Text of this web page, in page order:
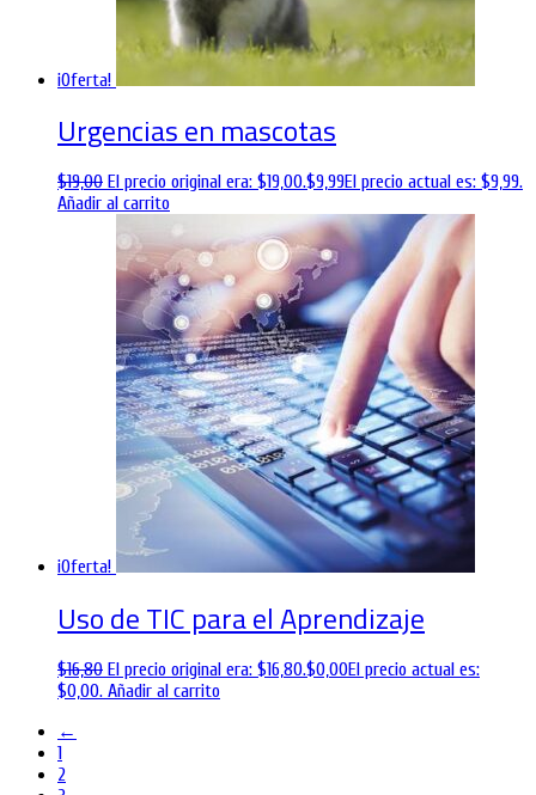
¡Oferta!
Urgencias en mascotas
$19,00 El precio original era: $19,00.$9,99El precio actual es: $9,99.
Añadir al carrito
¡Oferta!
Uso de TIC para el Aprendizaje
$16,80 El precio original era: $16,80.$0,00El precio actual es:
$0,00. Añadir al carrito
←
1
2